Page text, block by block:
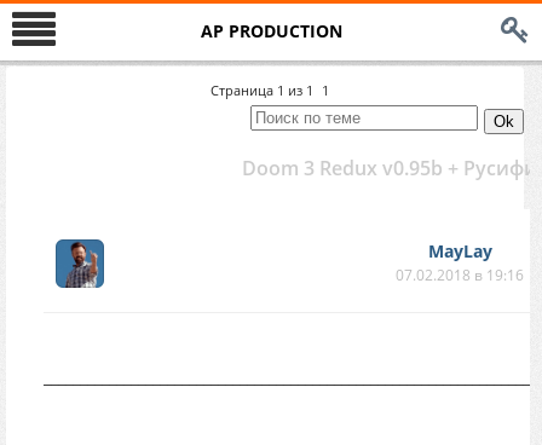
AP PRODUCTION
Страница 1 из 1 1
Doom 3 Redux v0.95b +
MayLay
07.02.2018 в 19:16